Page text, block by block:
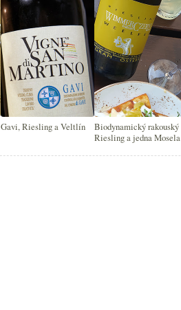
Gavi, Riesling a Veltlín
Biodynamický rakouský
Riesling a jedna Mosela